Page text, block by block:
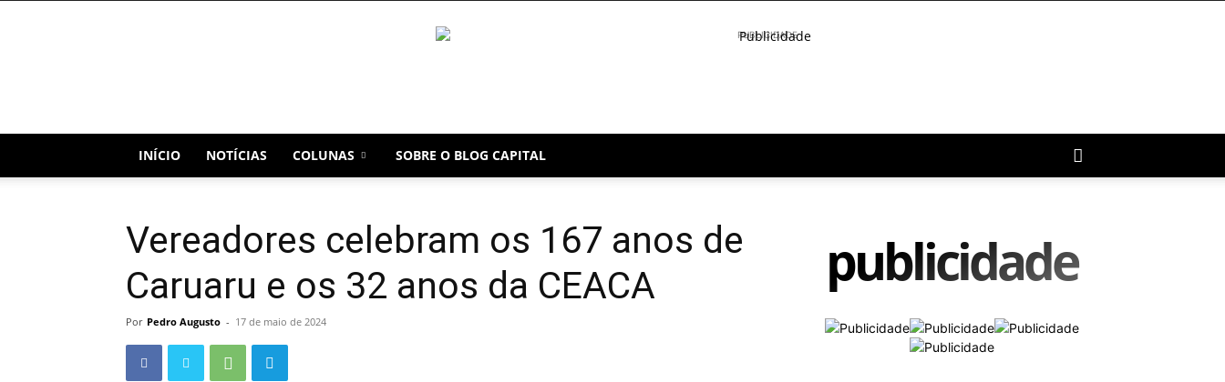
PUBLICIDADE
INÍCIO NOTÍCIAS COLUNAS SOBRE O BLOG CAPITAL
Vereadores celebram os 167 anos de
Caruaru e os 32 anos da CEACA
Por Pedro Augusto - 17 de maio de 2024
publicidade